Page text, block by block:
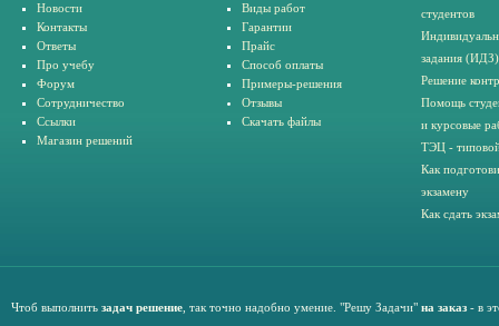
Новости
Контакты
Ответы
Про учебу
Форум
Сотрудничество
Ссылки
Магазин решений
Виды работ
Гарантии
Прайс
Способ оплаты
Примеры-решения
Отзывы
Скачать файлы
студентов
задания (ИДЗ)
Решение
Помощь
и курсовые
ТЭЦ -
Как
экзамену
Как сдать
Чтоб выполнить задач решение , так точно надобно умение. "Решу Задачи" на заказ - в